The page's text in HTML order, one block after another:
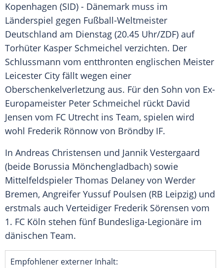
Kopenhagen (SID) - Dänemark muss im
Länderspiel gegen Fußball-Weltmeister
Deutschland am Dienstag (20.45 Uhr/ZDF) auf
Torhüter Kasper Schmeichel verzichten. Der
Schlussmann vom entthronten englischen Meister
Leicester City fällt wegen einer
Oberschenkelverletzung aus. Für den Sohn von Ex-
Europameister Peter Schmeichel rückt David
Jensen vom FC Utrecht ins Team, spielen wird
wohl Frederik Rönnow von Bröndby IF.
In Andreas Christensen und Jannik Vestergaard
(beide Borussia Mönchengladbach) sowie
Mittelfeldspieler Thomas Delaney von Werder
Bremen, Angreifer Yussuf Poulsen (RB Leipzig) und
erstmals auch Verteidiger Frederik Sörensen vom
1. FC Köln stehen fünf Bundesliga-Legionäre im
dänischen Team.
Empfohlener externer Inhalt: